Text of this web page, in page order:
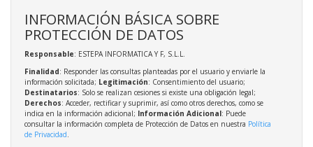
INFORMACIÓN BÁSICA SOBRE
PROTECCIÓN DE DATOS
Responsable: ESTEPA INFORMATICA Y F, S.L.L.
Finalidad: Responder las consultas planteadas por el usuario y enviarle la
información solicitada; Legitimación: Consentimiento del usuario;
Destinatarios: Solo se realizan cesiones si existe una obligación legal;
Derechos: Acceder, rectificar y suprimir, así como otros derechos, como se
indica en la información adicional; Información Adicional: Puede
consultar la información completa de Protección de Datos en nuestra Política
de Privacidad.